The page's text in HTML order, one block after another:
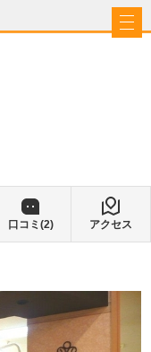
口コミ(2) アクセス